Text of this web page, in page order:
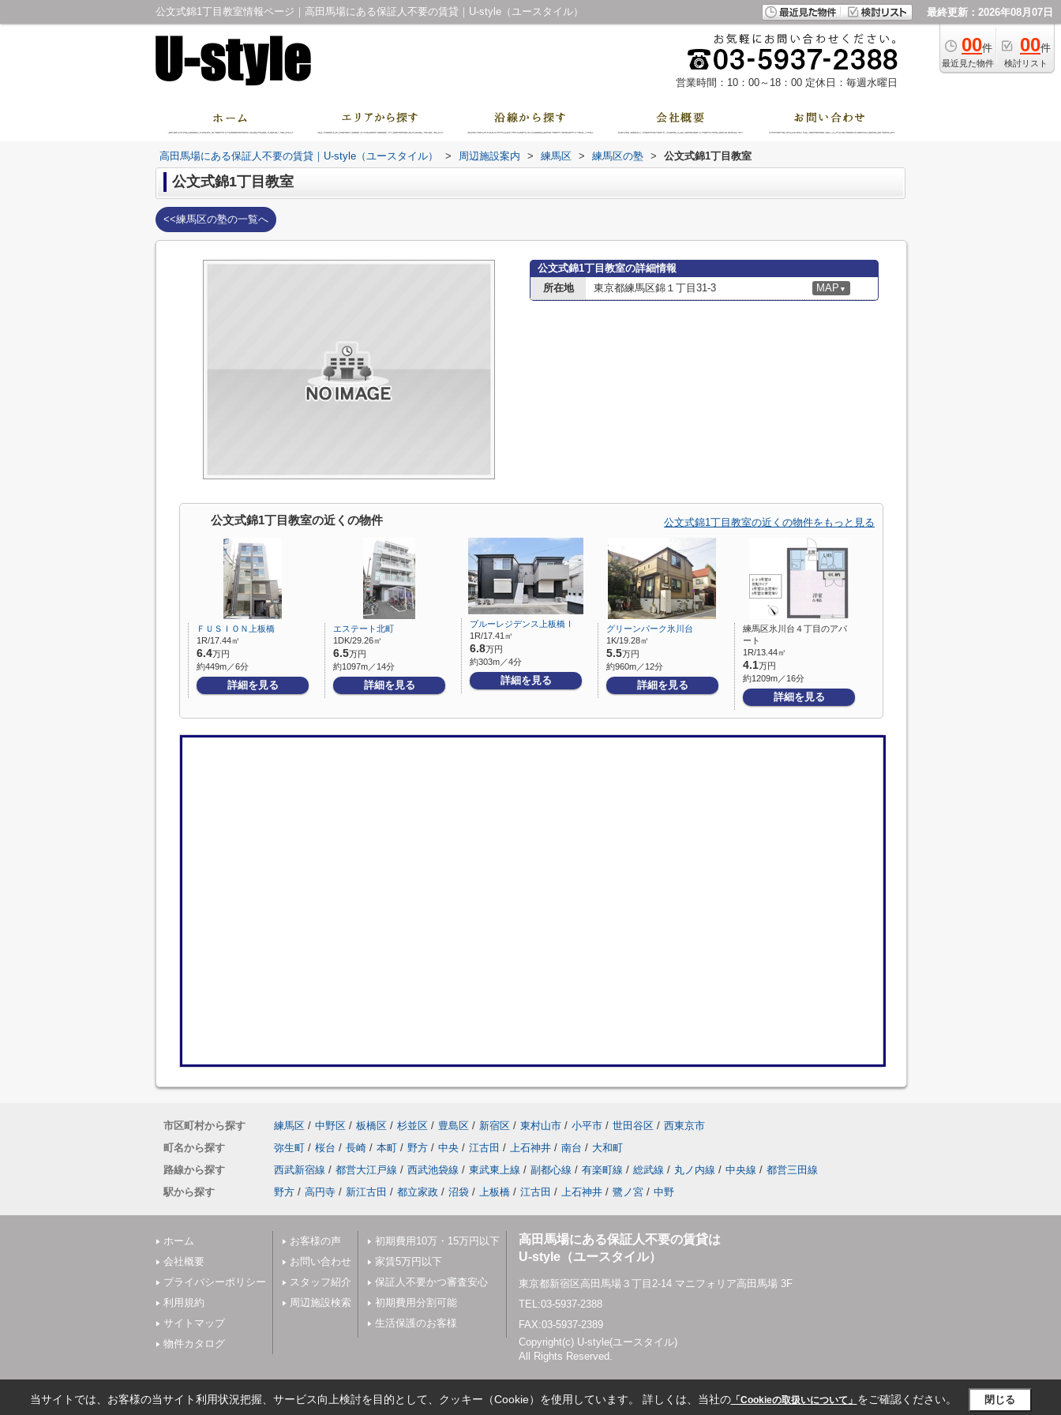
公文式錦1丁目教室情報ページ｜高田馬場にある保証人不要の賃貸｜U-style（ユースタイル） 最終更新：2026年08月07日
00件
最近見た物件
00件
検討リスト
営業時間：10：00～18：00 定休日：毎週水曜日
高田馬場にある保証人不要の賃貸｜U-style（ユースタイル） > 周辺施設案内 > 練馬区 > 練馬区の塾 > 公文式錦1丁目教室
公文式錦1丁目教室
<<練馬区の塾の一覧へ
公文式錦1丁目教室の詳細情報
所在地
東京都練馬区錦１丁目31-3 MAP ▼
公文式錦1丁目教室の近くの物件 公文式錦1丁目教室の近くの物件をもっと見る
ＦＵＳＩＯＮ上板橋
1R/17.44㎡
6.4万円
約449m／6分
詳細を見る
エステート北町
1DK/29.26㎡
6.5万円
約1097m／14分
詳細を見る
ブルーレジデンス上板橋Ⅰ
1R/17.41㎡
6.8万円
約303m／4分
詳細を見る
グリーンパーク氷川台
1K/19.28㎡
5.5万円
約960m／12分
詳細を見る
練馬区氷川台４丁目のアパ
ート
1R/13.44㎡
4.1万円
約1209m／16分
詳細を見る
市区町村から探す 練馬区 / 中野区 / 板橋区 / 杉並区 / 豊島区 / 新宿区 / 東村山市 / 小平市 / 世田谷区 / 西東京市
町名から探す
弥生町 / 桜台 / 長崎 / 本町 / 野方 / 中央 / 江古田 / 上石神井 / 南台 / 大和町
路線から探す
西武新宿線 / 都営大江戸線 / 西武池袋線 / 東武東上線 / 副都心線 / 有楽町線 / 総武線 / 丸ノ内線 / 中央線 / 都営三田線
駅から探す
野方 / 高円寺 / 新江古田 / 都立家政 / 沼袋 / 上板橋 / 江古田 / 上石神井 / 鷺ノ宮 / 中野
ホーム
会社概要
プライバシーポリシー
利用規約
サイトマップ
物件カタログ
お客様の声
お問い合わせ
スタッフ紹介
周辺施設検索
初期費用10万・15万円以下
家賃5万円以下
保証人不要かつ審査安心
初期費用分割可能
生活保護のお客様
高田馬場にある保証人不要の賃貸は
U-style（ユースタイル）
東京都新宿区高田馬場３丁目2-14 マニフォリア高田馬場 3F
TEL:03-5937-2388
FAX:03-5937-2389
Copyright(c) U-style(ユースタイル)
All Rights Reserved.
当サイトでは、お客様の当サイト利用状況把握、サービス向上検討を目的として、クッキー（Cookie）を使用しています。 詳しくは、当社の「Cookieの取扱いについて」 をご確認ください。 閉じる